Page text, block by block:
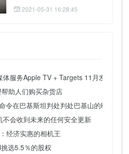
2021-05-31 16:28:45
服务Apple TV + Targets 11月发布
助人们购买杂货店
令在巴基斯坦判处判处巴基山的
会收到未来的任何安全更新
经济实惠的相机王
选5.5％的股权